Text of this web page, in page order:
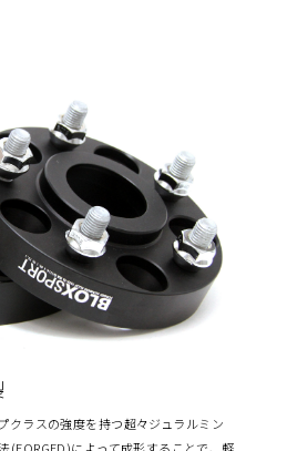
クラスの強度を持つ超々ジュラルミン